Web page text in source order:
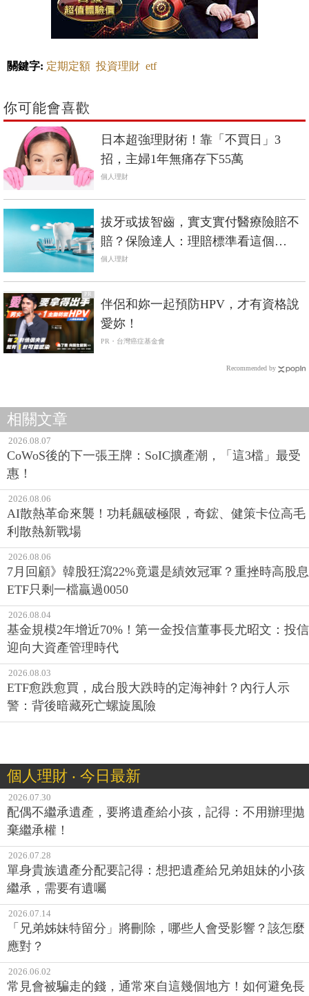
關鍵字: 定期定額 投資理財 etf
你可能會喜歡
日本超強理財術！靠「不買日」3
招，主婦1年無痛存下55萬
個人理財
拔牙或拔智齒，實支實付醫療險賠不
賠？保險達人：理賠標準看這個…
個人理財
PR
伴侶和妳一起預防HPV，才有資格說
愛妳！
PR・台灣癌症基金會
Recommended by
相關文章
2026.08.07
CoWoS後的下一張王牌：SoIC擴產潮，「這3檔」最受
惠！
2026.08.06
AI散熱革命來襲！功耗飆破極限，奇鋐、健策卡位高毛
利散熱新戰場
2026.08.06
7月回顧》韓股狂瀉22%竟還是績效冠軍？重挫時高股息
ETF只剩一檔贏過0050
2026.08.04
基金規模2年增近70%！第一金投信董事長尤昭文：投信
迎向大資產管理時代
2026.08.03
ETF愈跌愈買，成台股大跌時的定海神針？內行人示
警：背後暗藏死亡螺旋風險
個人理財 ‧ 今日最新
2026.07.30
配偶不繼承遺產，要將遺產給小孩，記得：不用辦理拋
棄繼承權！
2026.07.28
單身貴族遺產分配要記得：想把遺產給兄弟姐妹的小孩
繼承，需要有遺囑
2026.07.14
「兄弟姊妹特留分」將刪除，哪些人會受影響？該怎麼
應對？
2026.06.02
常見會被騙走的錢，通常來自這幾個地方！如何避免長